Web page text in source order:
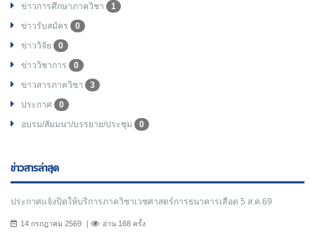
ข่าวการศึกษาภาควิชา
1
ข่าวรับสมัคร
0
ข่าววิจัย
0
ข่าววิชาการ
0
ข่าวสารภาควิชา
3
ประกาศ
0
อบรม/สัมมนา/บรรยาย/ประชุม
0
ข่าวสารล่าสุด
ประกาศแจ้งปิดให้บริการภาควิชาเวชศาสตร์การธนาคารเลือด 5 ส.ค.69
14 กรกฎาคม 2569 อ่าน 168 ครั้ง